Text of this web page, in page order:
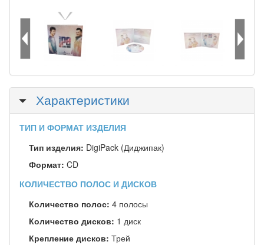
Скрыть
Характеристики
ТИП И ФОРМАТ ИЗДЕЛИЯ
Тип изделия: DigiPack (Диджипак)
Формат: CD
КОЛИЧЕСТВО ПОЛОС И ДИСКОВ
Количество полос: 4 полосы
Количество дисков: 1 диск
Крепление дисков: Трей